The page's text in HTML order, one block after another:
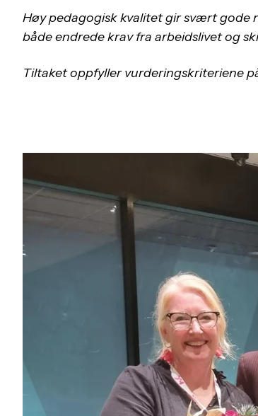
Høy pedagogisk kvalitet gir svært gode
både endrede krav fra arbeidslivet og
Tiltaket oppfyller vurderingskriteriene